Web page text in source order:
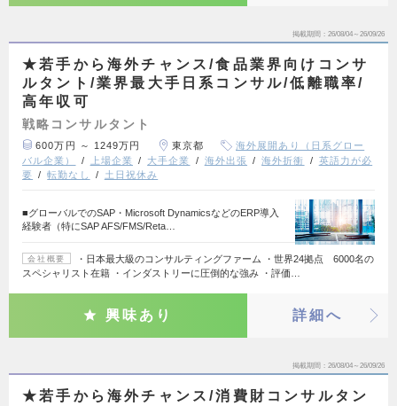
掲載期間 26/08/04～26/09/26
★若手から海外チャンス/食品業界向けコンサ
ルタント/業界最大手日系コンサル/低離職率/
高年収可
戦略コンサルタント
600万円 ～ 1249万円 東京都
海外展開あり（日系グロー
バル企業）
上場企業 大手企業 海外出張 海外折衝
英語力が必
要
転勤なし 土日祝休み
■グローバルでのSAP・Microsoft DynamicsなどのERP導入
経験者（特にSAP AFS/FMS/Reta…
会社概要
・日本最大級のコンサルティングファーム ・世界24拠点 6000名の
スペシャリスト在籍 ・インダストリーに圧倒的な強み ・評価…
興味あり 詳細へ
掲載期間 26/08/04～26/09/26
★若手から海外チャンス/消費財コンサルタン